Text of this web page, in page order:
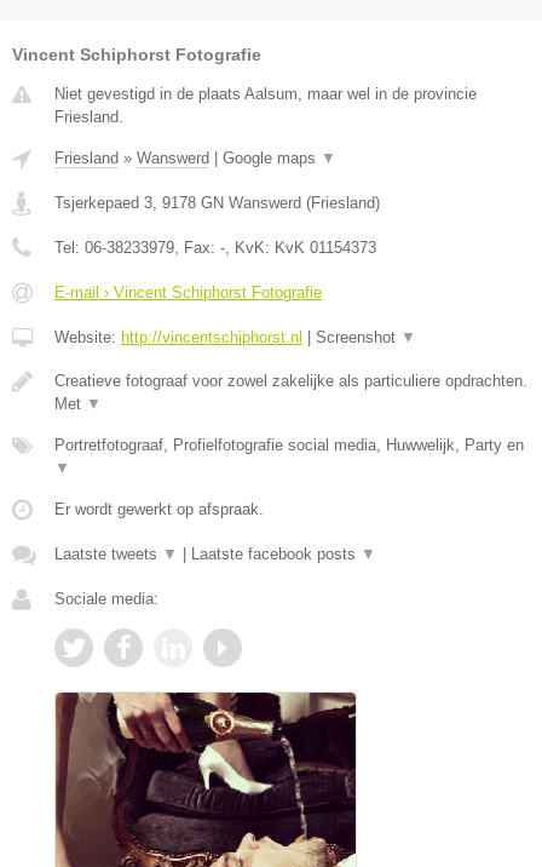
Vincent Schiphorst Fotografie
Niet gevestigd in de plaats Aalsum, maar wel in de provincie
Friesland.
Friesland » Wanswerd | Google maps ▼
Tsjerkepaed 3 9178 GN Wanswerd (Friesland)
Tel: 06-38233979 , Fax: - , KvK: KvK 01154373
E-mail › Vincent Schiphorst Fotografie
Website: http://vincentschiphorst.nl | Screenshot ▼
Creatieve fotograaf voor zowel zakelijke als particuliere opdrachten.
Met ▼
Portretfotograaf, Profielfotografie social media, Huwwelijk, Party en
▼
Er wordt gewerkt op afspraak.
Laatste tweets ▼ | Laatste facebook posts ▼
Sociale media: